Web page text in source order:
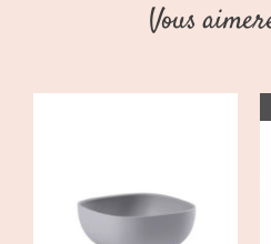
Vous
AJOUTER AU